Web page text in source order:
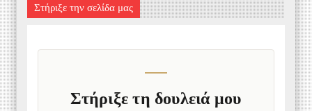
Στήριξε την σελίδα μας
Στήριξε τη δουλειά μου